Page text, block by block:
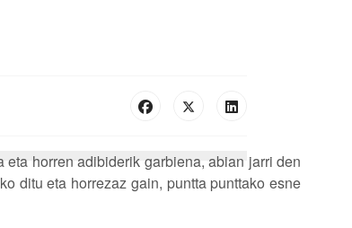
horren adibiderik garbiena, abian jarri den
ditu eta horrezaz gain, puntta punttako esne